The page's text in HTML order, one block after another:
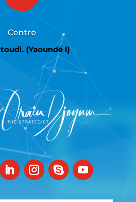
Centre
(Yaoundé I)